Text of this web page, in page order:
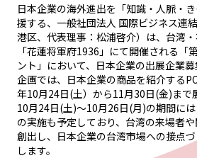
日本企業の海外進出を「知識・人脈・
援する、一般社団法人 国際ビジネス連
港区、代表理事：松浦啓介）は、台湾
「花蓮将軍府1936」にて開催される「
ント」において、日本企業の出展企業
企画では、日本企業の商品を紹介する
年10月24日(土）から11月30日(金)まで
10月24日(土)〜10月26日(月)の期間に
の実施も予定しており、台湾の来場者
創出し、日本企業の台湾市場への接点
します。